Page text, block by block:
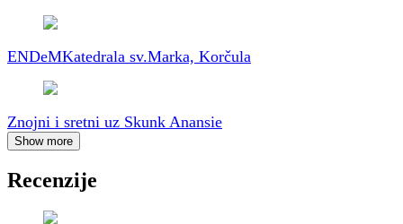
ENDeMKatedrala sv.Marka, Korčula
Znojni i sretni uz Skunk Anansie
Show more
Recenzije